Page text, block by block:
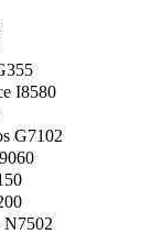
I8580
G7102
N7502